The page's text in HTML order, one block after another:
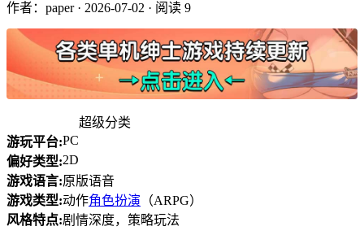
作者：paper· 2026-07-02 · 阅读 9
超级分类
游玩平台:PC
偏好类型:2D
游戏语言:原版语音
游戏类型:动作角色扮演 （ARPG）
风格特点:剧情深度，策略玩法